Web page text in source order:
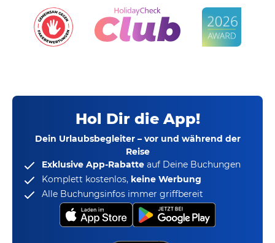
Hol Dir die App!
Dein Urlaubsbegleiter – vor und während der
Reise
Exklusive App-Rabatte auf Deine Buchungen
Komplett kostenlos, keine Werbung
Alle Buchungsinfos immer griffbereit